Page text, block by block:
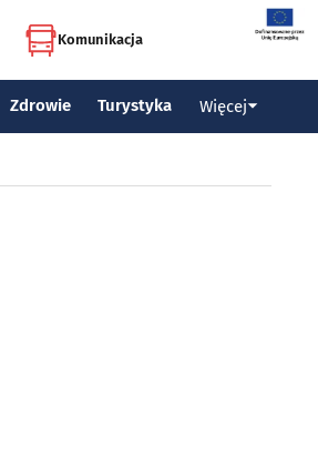
Komunikacja
Zdrowie Turystyka Więcej